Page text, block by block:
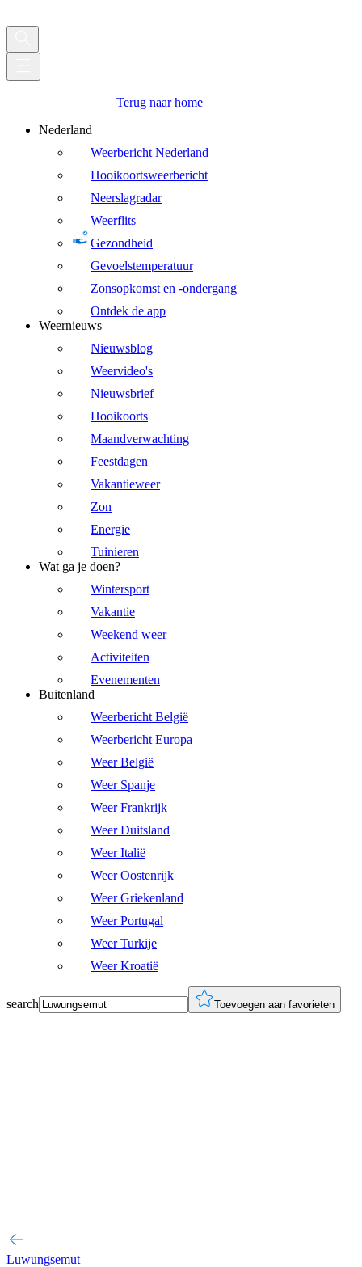
Terug naar home
Nederland
Weerbericht Nederland
Hooikoortsweerbericht
Neerslagradar
Weerflits
Gezondheid
Gevoelstemperatuur
Zonsopkomst en -ondergang
Ontdek de app
Weernieuws
Nieuwsblog
Weervideo's
Nieuwsbrief
Hooikoorts
Maandverwachting
Feestdagen
Vakantieweer
Zon
Energie
Tuinieren
Wat ga je doen?
Wintersport
Vakantie
Weekend weer
Activiteiten
Evenementen
Buitenland
Weerbericht België
Weerbericht Europa
Weer België
Weer Spanje
Weer Frankrijk
Weer Duitsland
Weer Italië
Weer Oostenrijk
Weer Griekenland
Weer Portugal
Weer Turkije
Weer Kroatië
search Toevoegen aan favorieten
Luwungsemut